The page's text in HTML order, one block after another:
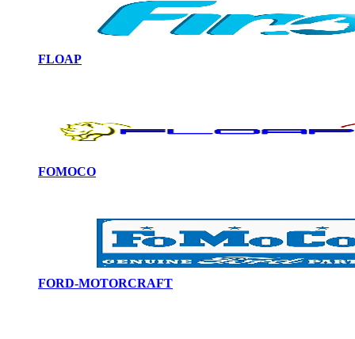
FLOAP
FOMOCO
FORD-MOTORCRAFT